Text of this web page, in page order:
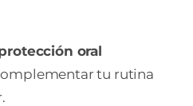
oral
tu rutina